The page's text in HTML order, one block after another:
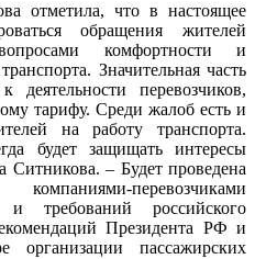
отметила, что в настоящее
обращения жителей
комфортности и
Значительная часть
перевозчиков,
тарифу. Среди жалоб есть и
на работу транспорта.
будет защищать интересы
Ситникова. – Будет проведена
перевозчиками
и требований российского
Президента РФ и
пассажирских